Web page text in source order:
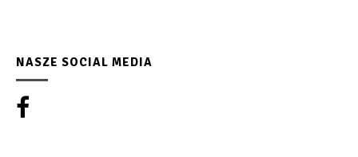
NASZE SOCIAL MEDIA